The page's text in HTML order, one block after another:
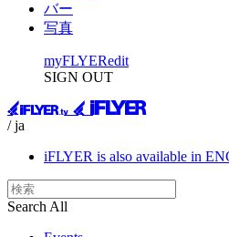
バー
写真
myFLYERedit
SIGN OUT
/ ja
iFLYER is also available in
Search All